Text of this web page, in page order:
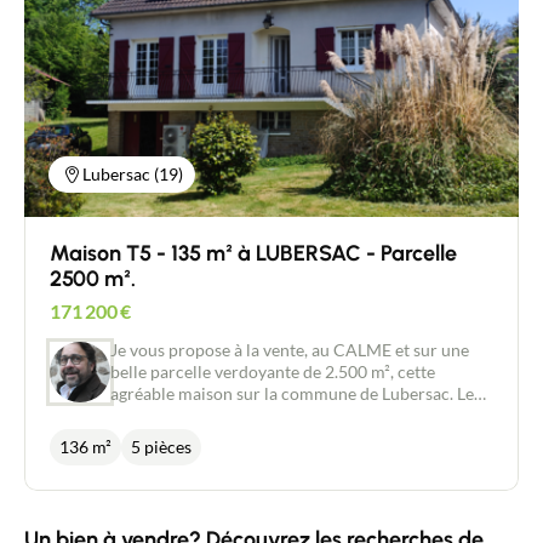
Lubersac (19)
Maison T5 - 135 m² à LUBERSAC - Parcelle
2500 m².
171 200€
Je vous propose à la vente, au CALME et sur une
belle parcelle verdoyante de 2.500 m², cette
agréable maison sur la commune de Lubersac. Le
d'une cave et d'une grande pièce de 35 m² sous
terrasse. A l'étage, une cuisine ouverte avec accès
136 m² 5 pièces